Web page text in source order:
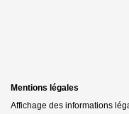
Mentions légales
Affichage des informations